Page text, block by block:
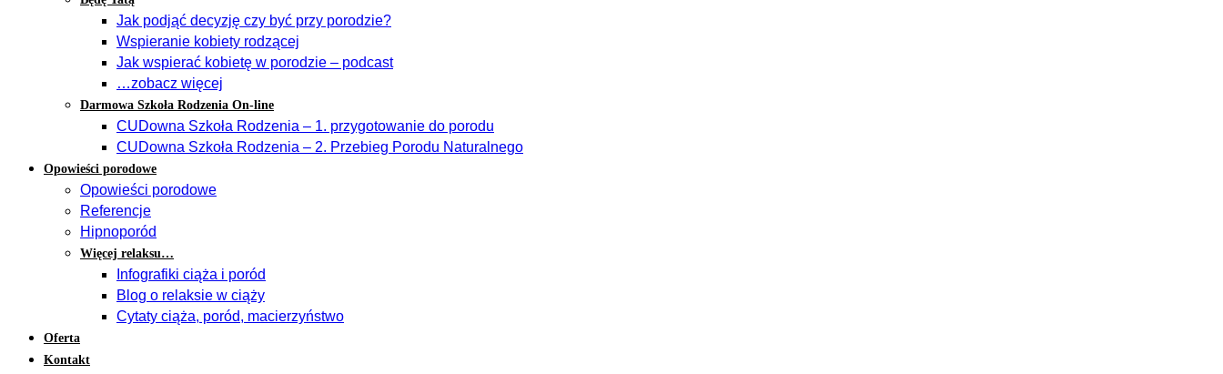
Jak podjąć decyzję czy być przy porodzie?
Wspieranie kobiety rodzącej
Jak wspierać kobietę w porodzie – podcast
…zobacz więcej
Darmowa Szkoła Rodzenia On-line
CUDowna Szkoła Rodzenia – 1. przygotowanie do porodu
CUDowna Szkoła Rodzenia – 2. Przebieg Porodu Naturalnego
Opowieści porodowe
Opowieści porodowe
Referencje
Hipnoporód
Więcej relaksu…
Infografiki ciąża i poród
Blog o relaksie w ciąży
Cytaty ciąża, poród, macierzyństwo
Oferta
Kontakt